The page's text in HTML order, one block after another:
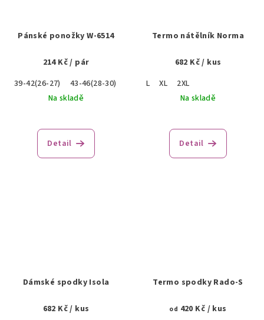
Pánské ponožky W-6514
214 Kč/ pár
39-42(26-27)
43-46(28-30)
Na skladě
Detail
Termo nátělník Norma
682 Kč/ kus
L
XL
2XL
Na skladě
Detail
Dámské spodky Isola
682 Kč/ kus
Termo spodky Rado-S
od 420 Kč / kus